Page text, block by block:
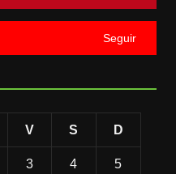
Seguir
V S D
3 4 5